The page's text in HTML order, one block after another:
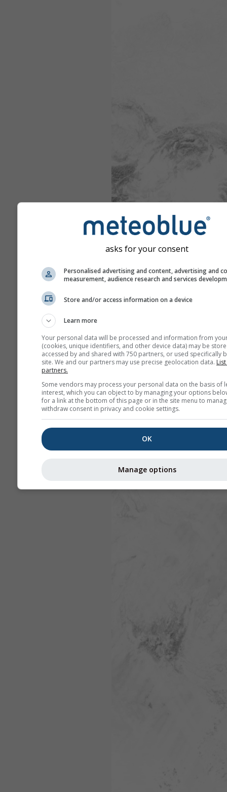
asks for your consent
Personalised advertising and content, advertising and
measurement, audience research and services
Store and/or access information on a device
Learn more
Your personal data will be processed and information from
(cookies, unique identifiers, and other device data) may be
accessed by and shared with 750 partners, or used specifically
site. We and our partners may use precise geolocation data.
partners.
Some vendors may process your personal data on the basis of
interest, which you can object to by managing your options
for a link at the bottom of this page or in the site menu to
withdraw consent in privacy and cookie settings.
OK
Manage options